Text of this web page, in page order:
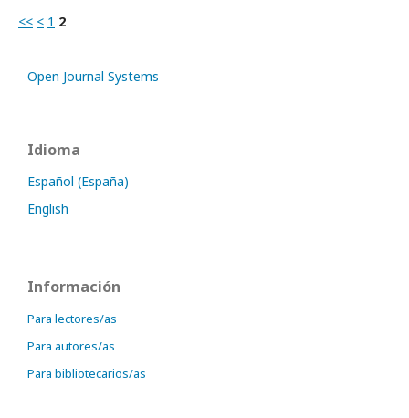
<< < 1 2
Open Journal Systems
Idioma
Español (España)
English
Información
Para lectores/as
Para autores/as
Para bibliotecarios/as